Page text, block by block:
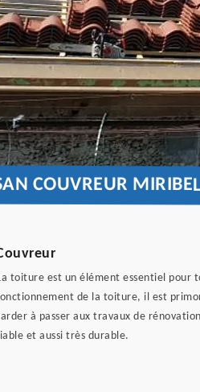
COUVREUR
toiture est un élément essentiel pour
de la toiture, il est
à passer aux travaux de
et aussi très durable.